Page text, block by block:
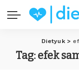
Dietyuk>
Tag:efek